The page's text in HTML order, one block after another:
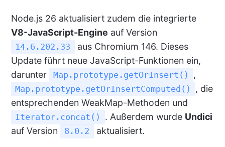
Node.js 26 aktualisiert zudem die integrierte
V8-JavaScript-Engine auf Version
14.6.202.33
aus Chromium 146. Dieses
Update führt neue JavaScript-Funktionen ein,
darunter
Map.prototype.getOrInsert() ,
Map.prototype.getOrInsertComputed()
, die
entsprechenden WeakMap-Methoden und
Iterator.concat() . Außerdem wurde Undici
auf Version
8.0.2 aktualisiert.